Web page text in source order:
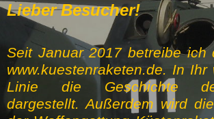
Lieber Besucher!
Seit Januar 2017 betreibe ich
www.kuestenraketen.de. In
Linie die Geschichte
dargestellt. Außerdem wird